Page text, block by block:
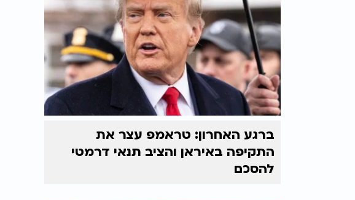
ברגע האחרון: טראמפ עצר את
התקיפה באיראן והציב תנאי דרמטי
להסכם